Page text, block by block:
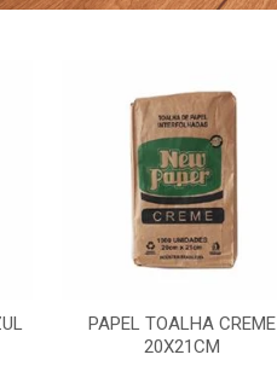
PAPEL TOALHA CREME
20X21CM